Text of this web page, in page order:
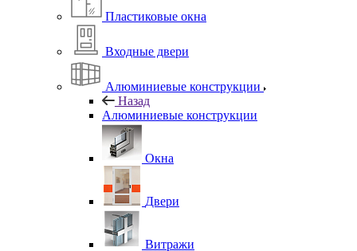
Пластиковые окна
Входные двери
Алюминиевые конструкции
Назад
Алюминиевые конструкции
Окна
Двери
Витражи